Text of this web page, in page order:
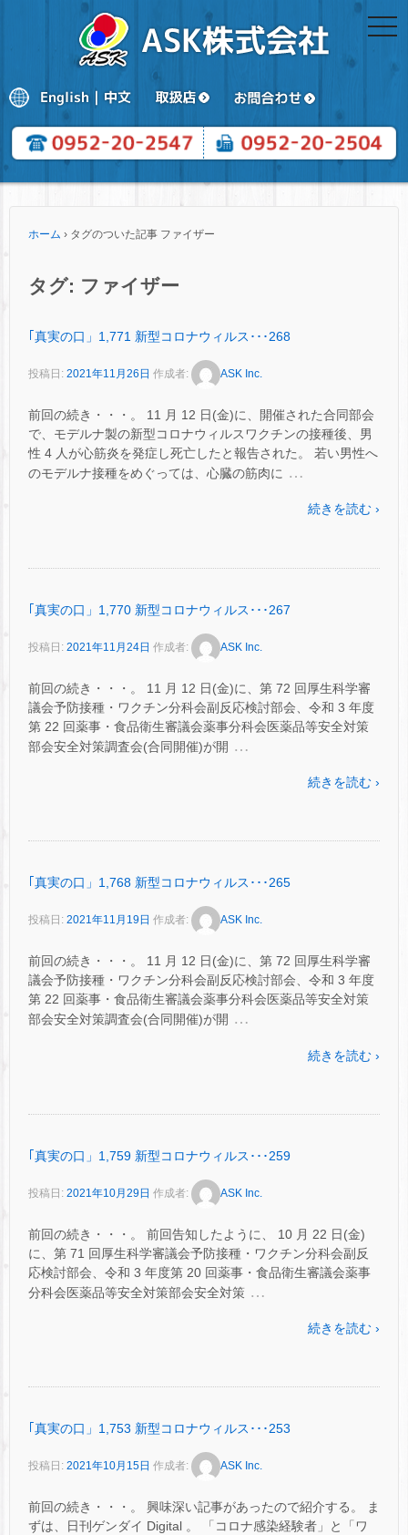
ホーム › タグのついた記事 ファイザー
タグ: ファイザー
｢真実の口」1,771 新型コロナウィルス･･･268
投稿日: 2021年11月26日 作成者: ASK Inc.
前回の続き・・・。 11 月 12 日(金)に、開催された合同部会
で、モデルナ製の新型コロナウィルスワクチンの接種後、男
性 4 人が心筋炎を発症し死亡したと報告された。 若い男性へ
のモデルナ接種をめぐっては、心臓の筋肉に …
続きを読む ›
｢真実の口」1,770 新型コロナウィルス･･･267
投稿日: 2021年11月24日 作成者: ASK Inc.
前回の続き・・・。 11 月 12 日(金)に、第 72 回厚生科学審
議会予防接種・ワクチン分科会副反応検討部会、令和 3 年度
第 22 回薬事・食品衛生審議会薬事分科会医薬品等安全対策
部会安全対策調査会(合同開催)が開 …
続きを読む ›
｢真実の口」1,768 新型コロナウィルス･･･265
投稿日: 2021年11月19日 作成者: ASK Inc.
前回の続き・・・。 11 月 12 日(金)に、第 72 回厚生科学審
議会予防接種・ワクチン分科会副反応検討部会、令和 3 年度
第 22 回薬事・食品衛生審議会薬事分科会医薬品等安全対策
部会安全対策調査会(合同開催)が開 …
続きを読む ›
｢真実の口」1,759 新型コロナウィルス･･･259
投稿日: 2021年10月29日 作成者: ASK Inc.
前回の続き・・・。 前回告知したように、 10 月 22 日(金)
に、第 71 回厚生科学審議会予防接種・ワクチン分科会副反
応検討部会、令和 3 年度第 20 回薬事・食品衛生審議会薬事
分科会医薬品等安全対策部会安全対策 …
続きを読む ›
｢真実の口」1,753 新型コロナウィルス･･･253
投稿日: 2021年10月15日 作成者: ASK Inc.
前回の続き・・・。 興味深い記事があったので紹介する。 ま
ずは、日刊ゲンダイ Digital 。 「コロナ感染経験者」と「ワ